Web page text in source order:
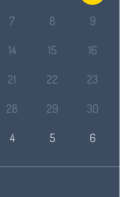
7 8 9
14 15 16
21 22 23
28 29 30
4 5 6